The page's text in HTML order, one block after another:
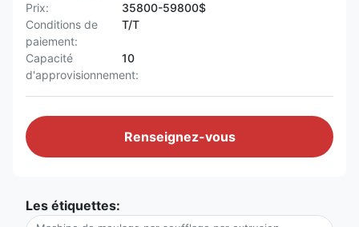
Prix:
35800-59800$
Conditions de
paiement:
T/T
Capacité
d'approvisionnement:
10
Renseignez-vous
Les étiquettes: